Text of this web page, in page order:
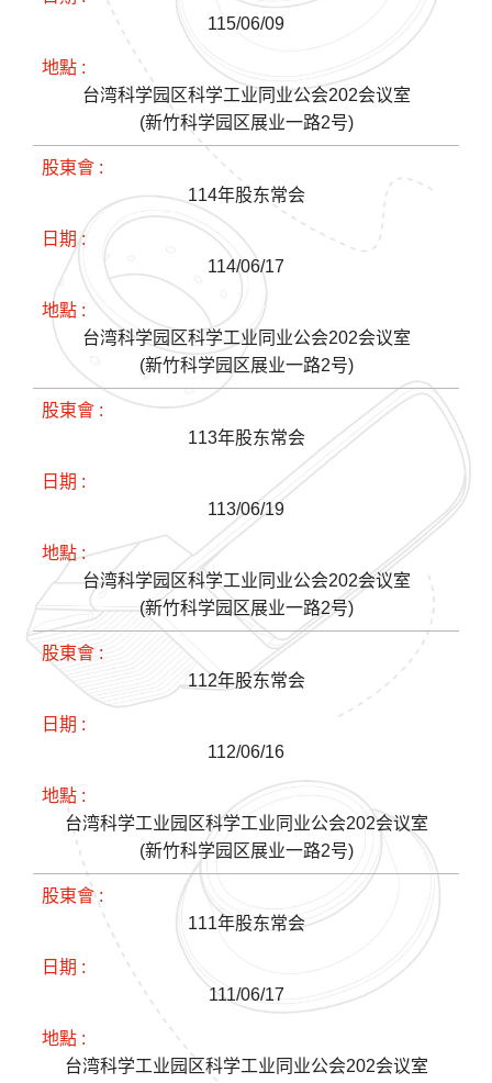
115/06/09
台湾科学园区科学工业同业公会202会议室
(新竹科学园区展业一路2号)
114年股东常会
114/06/17
台湾科学园区科学工业同业公会202会议室
(新竹科学园区展业一路2号)
113年股东常会
113/06/19
台湾科学园区科学工业同业公会202会议室
(新竹科学园区展业一路2号)
112年股东常会
112/06/16
台湾科学工业园区科学工业同业公会202会议室
(新竹科学园区展业一路2号)
111年股东常会
111/06/17
台湾科学工业园区科学工业同业公会202会议室